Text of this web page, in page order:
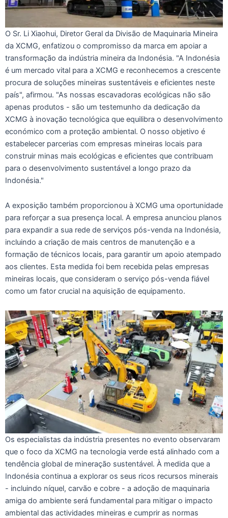
O Sr. Li Xiaohui, Diretor Geral da Divisão de Maquinaria Mineira
da XCMG, enfatizou o compromisso da marca em apoiar a
transformação da indústria mineira da Indonésia. "A Indonésia
é um mercado vital para a XCMG e reconhecemos a crescente
procura de soluções mineiras sustentáveis e eficientes neste
país", afirmou. "As nossas escavadoras ecológicas não são
apenas produtos - são um testemunho da dedicação da
XCMG à inovação tecnológica que equilibra o desenvolvimento
económico com a proteção ambiental. O nosso objetivo é
estabelecer parcerias com empresas mineiras locais para
construir minas mais ecológicas e eficientes que contribuam
para o desenvolvimento sustentável a longo prazo da
Indonésia."
A exposição também proporcionou à XCMG uma oportunidade
para reforçar a sua presença local. A empresa anunciou planos
para expandir a sua rede de serviços pós-venda na Indonésia,
incluindo a criação de mais centros de manutenção e a
formação de técnicos locais, para garantir um apoio atempado
aos clientes. Esta medida foi bem recebida pelas empresas
mineiras locais, que consideram o serviço pós-venda fiável
como um fator crucial na aquisição de equipamento.
Os especialistas da indústria presentes no evento observaram
que o foco da XCMG na tecnologia verde está alinhado com a
tendência global de mineração sustentável. À medida que a
Indonésia continua a explorar os seus ricos recursos minerais
- incluindo níquel, carvão e cobre - a adoção de maquinaria
amiga do ambiente será fundamental para mitigar o impacto
ambiental das actividades mineiras e cumprir as normas